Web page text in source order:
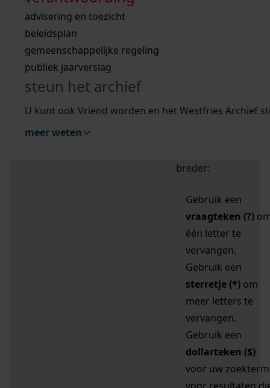
bouwvergunningen
omgevingsvergunningen
vergunningen
beeld en geluid
uitleg nodig?
Wij helpen u op weg met een aantal zoektips.
bekijk alle zoektips
Wij helpen u op weg met een aantal zoektips.
bekijk alle zoektips
bekijk ons geschiedenislokaal
advisering en toezicht
beleidsplan
gemeenschappelijke regeling
publiek jaarverslag
steun het archief
U kunt ook Vriend worden en het Westfries Archief
meer weten
zoektips
Mijn Studiezaal (inloggen)
uw zoekopdracht te
breder:
Gebruik een
vraagteken (?)
één letter te
vervangen.
Gebruik een
sterretje (*) om
meer letters te
vervangen.
Gebruik een
dollarteken ($)
voor uw zoekterm